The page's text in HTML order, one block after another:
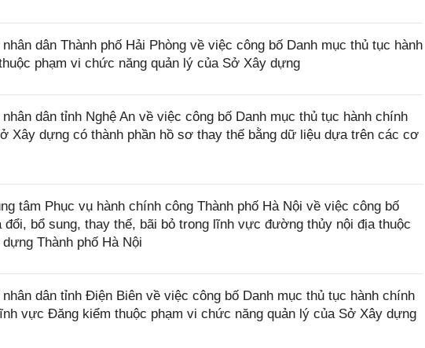
dân Thành phố Hải Phòng về việc công bố Danh mục thủ tục hành
phạm vi chức năng quản lý của Sở Xây dựng
dân tỉnh Nghệ An về việc công bố Danh mục thủ tục hành chính
Xây dựng có thành phần hồ sơ thay thế bằng dữ liệu dựa trên các cơ
tâm Phục vụ hành chính công Thành phố Hà Nội về việc công bố
bổ sung, thay thế, bãi bỏ trong lĩnh vực đường thủy nội địa thuộc
Thành phố Hà Nội
dân tỉnh Điện Biên về việc công bố Danh mục thủ tục hành chính
vực Đăng kiểm thuộc phạm vi chức năng quản lý của Sở Xây dựng